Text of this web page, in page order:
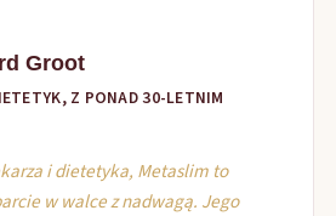
Groot
Z PONAD 30-LETNIM
i dietetyka, Metaslim to
w walce z nadwagą. Jego